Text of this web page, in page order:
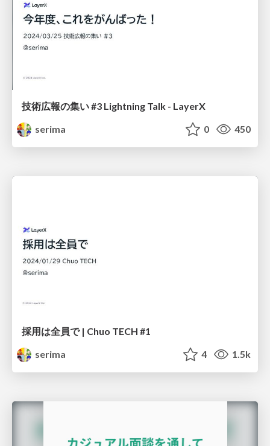
技術広報の集い #3 Lightning Talk - LayerX
serima
0 450
採用は全員で | Chuo TECH #1
serima
4 1.5k